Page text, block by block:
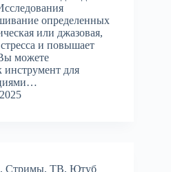
определенных
или джазовая,
и повышает
можете
инструмент для
, Стримы, ТВ, Ютуб